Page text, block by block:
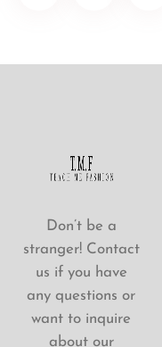
Don’t be a
stranger! Contact
us if you have
any questions or
want to inquire
about our